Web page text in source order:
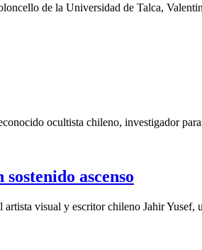
de la Universidad de Talca,
ocultista chileno, investigador
ascenso
visual y escritor chileno Jahir Yusef,